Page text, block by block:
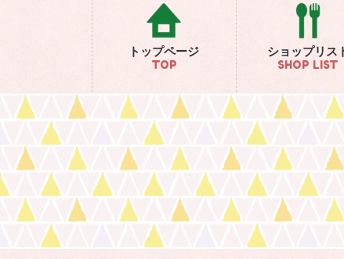
トップページ
TOP
ショップリス
SHOP LIST